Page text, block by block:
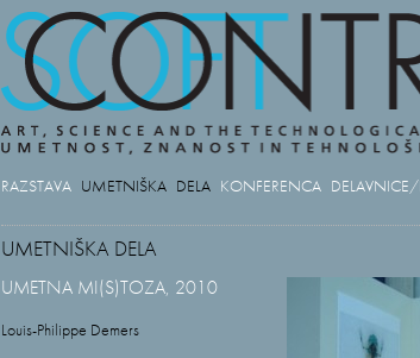
RAZSTAVA UMETNIŠKA DELA KONFERENCA DELAVNICE/
UMETNIŠKA DELA
UMETNA MI(S)TOZA, 2010
Louis-Philippe Demers